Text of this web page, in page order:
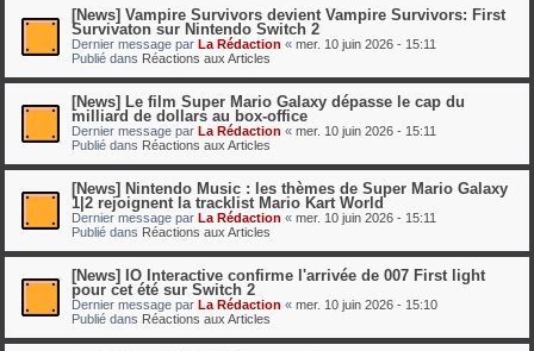
[News] Vampire Survivors devient Vampire Survivors: First
Survivaton sur Nintendo Switch 2
Dernier message par La Rédaction « mer. 10 juin 2026 - 15:11
Publié dans Réactions aux Articles
[News] Le film Super Mario Galaxy dépasse le cap du
milliard de dollars au box-office
Dernier message par La Rédaction « mer. 10 juin 2026 - 15:11
Publié dans Réactions aux Articles
[News] Nintendo Music : les thèmes de Super Mario Galaxy
1|2 rejoignent la tracklist Mario Kart World
Dernier message par La Rédaction « mer. 10 juin 2026 - 15:11
Publié dans Réactions aux Articles
[News] IO Interactive confirme l'arrivée de 007 First light
pour cet été sur Switch 2
Dernier message par La Rédaction « mer. 10 juin 2026 - 15:10
Publié dans Réactions aux Articles